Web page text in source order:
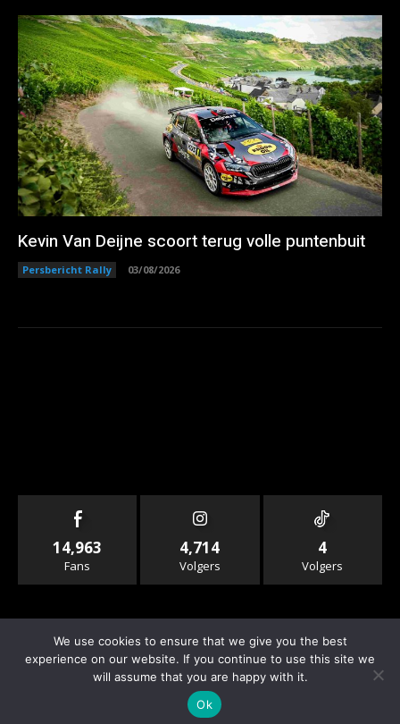
Kevin Van Deijne scoort terug volle puntenbuit
Persbericht Rally 03/08/2026
14,963
Fans
4,714
Volgers
4
Volgers
Info & Contact
We use cookies to ensure that we give you the best
experience on our website. If you continue to use this site we
will assume that you are happy with it.
Ok